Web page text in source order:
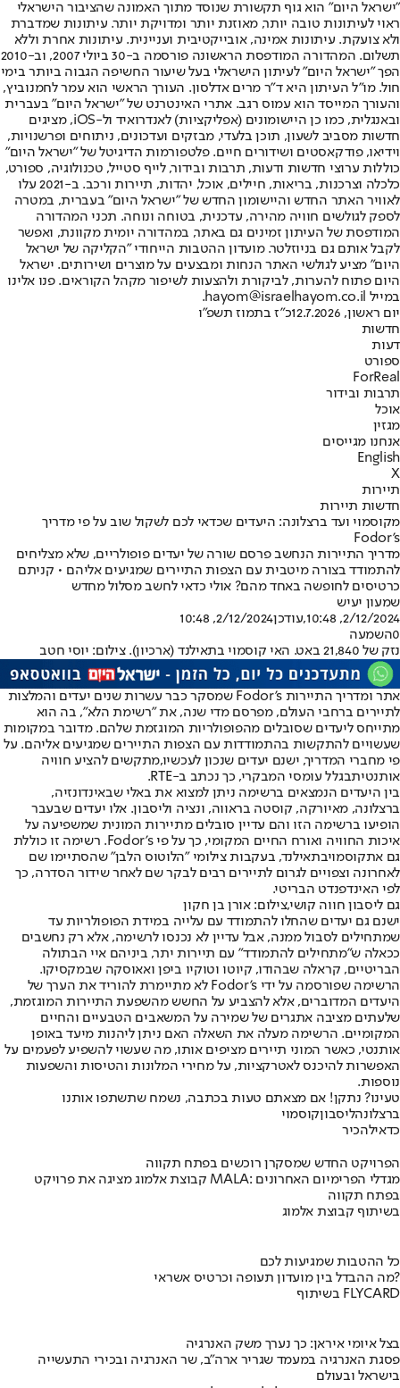
"ישראל היום" הוא גוף תקשורת שנוסד מתוך האמונה שהציבור הישראלי
ראוי לעיתונות טובה יותר, מאוזנת יותר ומדויקת יותר. עיתונות שמדברת
ולא צועקת. עיתונות אמינה, אובייקטיבית ועניינית. עיתונות אחרת וללא
תשלום. המהדורה המודפסת הראשונה פורסמה ב-30 ביולי 2007, וב-2010
הפך "ישראל היום" לעיתון הישראלי בעל שיעור החשיפה הגבוה ביותר בימי
חול. מו"ל העיתון היא ד"ר מרים אדלסון. העורך הראשי הוא עמר לחמנוביץ,
והעורך המייסד הוא עמוס רגב. אתרי האינטרנט של "ישראל היום" בעברית
ובאנגלית, כמו כן היישומונים (אפליקציות) לאנדרואיד ול-iOS, מציגים
חדשות מסביב לשעון, תוכן בלעדי, מבזקים ועדכונים, ניתוחים ופרשנויות,
וידיאו, פודקאסטים ושידורים חיים. פלטפורמות הדיגיטל של "ישראל היום"
כוללות ערוצי חדשות ודעות, תרבות ובידור, לייף סטייל, טכנולוגיה, ספורט,
כלכלה וצרכנות, בריאות, חיילים, אוכל, יהדות, תיירות ורכב. ב-2021 עלו
לאוויר האתר החדש והיישומון החדש של "ישראל היום" בעברית, במטרה
לספק לגולשים חוויה מהירה, עדכנית, בטוחה ונוחה. תכני המהדורה
המודפסת של העיתון זמינים גם באתר, במהדורה יומית מקוונת, ואפשר
לקבל אותם גם בניוזלטר. מועדון ההטבות הייחודי "הקליקה של ישראל
היום" מציע לגולשי האתר הנחות ומבצעים על מוצרים ושירותים. ישראל
היום פתוח להערות, לביקורת ולהצעות לשיפור מקהל הקוראים. פנו אלינו
במייל hayom@israelhayom.co.il.
יום ראשון, 12.7.2026
כ"ז בתמוז תשפ"ו
חדשות
דעות
ספורט
ForReal
תרבות ובידור
אוכל
מגזין
אנחנו מגייסים
English
X
תיירות
חדשות תיירות
מקוסמוי ועד ברצלונה: היעדים שכדאי לכם לשקול שוב על פי מדריך
Fodor's
מדריך התיירות הנחשב פרסם שורה של יעדים פופולריים, שלא מצליחים
להתמודד בצורה מיטבית עם הצפות התיירים שמגיעים אליהם • קניתם
כרטיסים לחופשה באחד מהם? אולי כדאי לחשב מסלול מחדש
שמעון יעיש
2/12/2024, 10:48
,עודכן2/12/2024, 10:48
0השמעה
נזק של 21,840 באט. האי קוסמוי בתאילנד (ארכיון). צילום: יוסי חטב
אתר ומדריך התיירות Fodor's שמסקר כבר עשרות שנים יעדים והמלצות
לתיירים ברחבי העולם, מפרסם מדי שנה, את "רשימת הלא", בה הוא
מתייחס ליעדים שסובלים מהפופולריות המוגזמת שלהם. מדובר במקומות
שעשויים להתקשות בהתמודדות עם הצפות התיירים שמגיעים אליהם. על
פי מחברי המדריך, ישנם יעדים שנכון לעכשיו,מתקשים להציע חוויה
אותנטיתבגלל עומסי המבקרי, כך נכתב ב-RTE.
בין היעדים הנמצאים ברשימה ניתן למצוא את באלי שבאינדונזיה,
ברצלונה, מאיורקה, קוסטה בראווה, ונציה וליסבון. אלו יעדים שבעבר
הופיעו ברשימה הזו והם עדיין סובלים מתיירות המונית שמשפיעה על
איכות החוויה ואורח החיים המקומי, כך על פי Fodor's. רשימה זו כוללת
גם אתקוסמויבתאילנד, בעקבות צילומי "הלוטוס הלבן" שהסתיימו שם
לאחרונה וצפויים לגרום לתיירים רבים לבקר שם לאחר שידור הסדרה, כך
לפי האינדפנדט הבריטי.
גם ליסבון חווה קושי,צילום: אורן בן חקון
ישנם גם יעדים שהחלו להתמודד עם עלייה במידת הפופולריות עד
שמתחילים לסבול ממנה, אבל עדיין לא נכנסו לרשימה, אלא רק נחשבים
ככאלה ש"מתחילים להתמודד" עם תיירות יתר, ביניהם איי הבתולה
הבריטיים, קראלה שבהודו, קיוטו וטוקיו ביפן ואאוסקה שבמקסיקו.
הרשימה שפורסמה על ידי Fodor's לא מתיימרת להוריד את הערך של
היעדים המדוברים, אלא להצביע על החשש מהשפעת התיירות המוגזמת,
שלעתים מציבה אתגרים של שמירה על המשאבים הטבעיים והחיים
המקומיים. הרשימה מעלה את השאלה האם ניתן ליהנות מיעד באופן
אותנטי, כאשר המוני תיירים מציפים אותו, מה שעשוי להשפיע לפעמים על
האפשרות להיכנס לאטרקציות, על מחירי המלונות והטיסות והשפעות
נוספות.
טעינו? נתקן! אם מצאתם טעות בכתבה, נשמח שתשתפו אותנו
ברצלונהליסבוןקוסמוי
כדאילהכיר
הפרויקט החדש שמסקרן רוכשים בפתח תקווה
קבוצת אלמוג מציגה את פרויקט MALA: מגדלי הפרימיום האחרונים
בפתח תקווה
בשיתוף קבוצת אלמוג
כל ההטבות שמגיעות לכם
מה ההבדל בין מועדון תעופה וכרטיס אשראי?
בשיתוף FLYCARD
בצל איומי איראן: כך נערך משק האנרגיה
פסגת האנרגיה במעמד שגריר ארה"ב, שר האנרגיה ובכירי התעשייה
בישראל ובעולם